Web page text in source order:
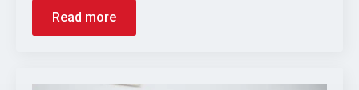
Read more